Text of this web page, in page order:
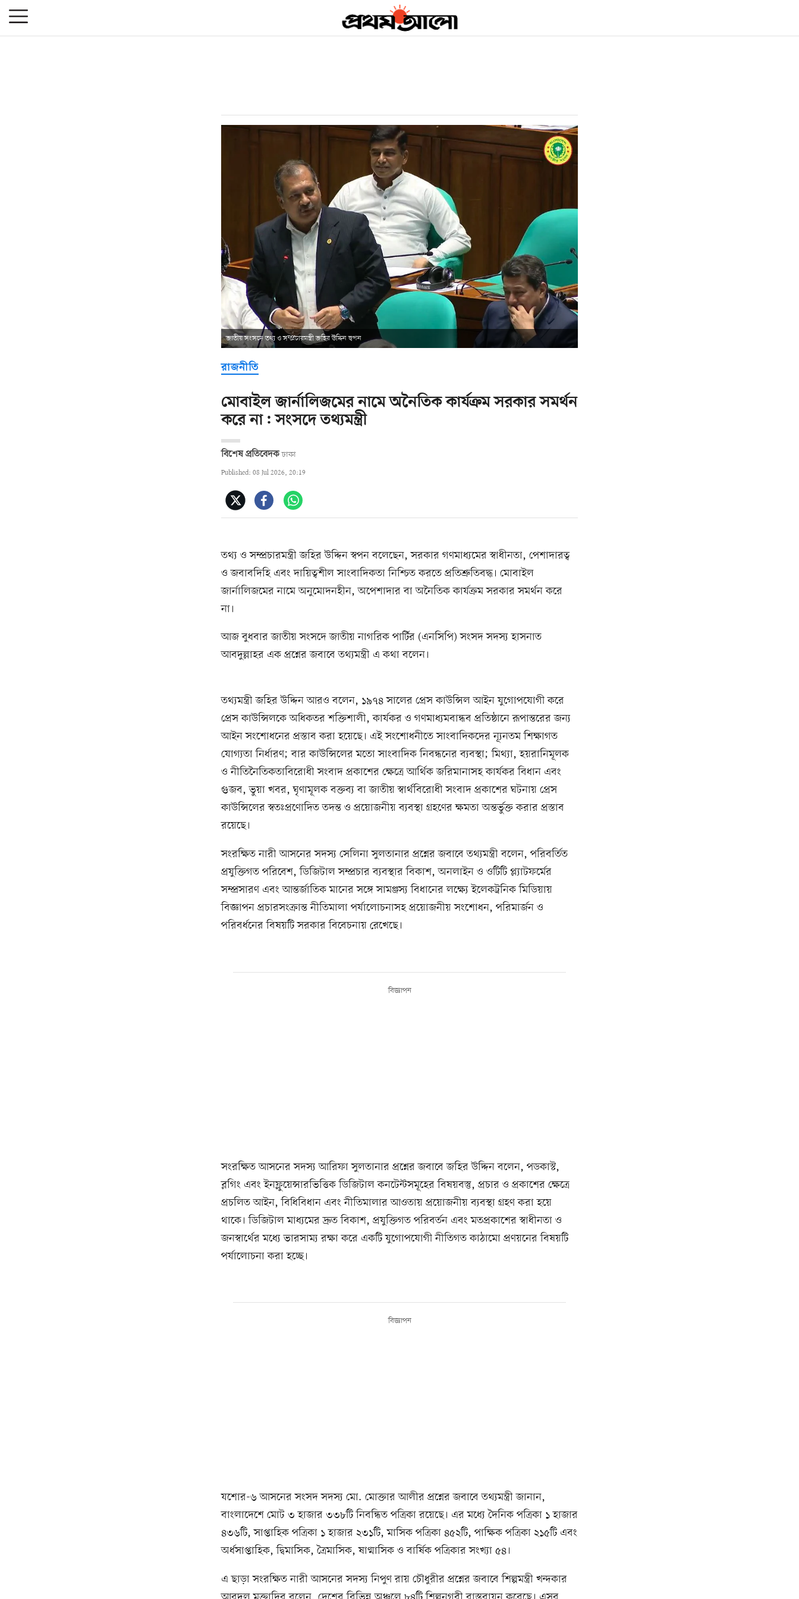
জাতীয় সংসদে তথ্য ও সম্প্রচারমন্ত্রী জহির উদ্দিন স্বপন
রাজনীতি
মোবাইল জার্নালিজমের নামে অনৈতিক কার্যক্রম সরকার সমর্থন
করে না: সংসদে তথ্যমন্ত্রী
বিশেষ প্রতিবেদক ঢাকা
Published: 08 Jul 2026, 20:19
তথ্য ও সম্প্রচারমন্ত্রী জহির উদ্দিন স্বপন বলেছেন, সরকার গণমাধ্যমের স্বাধীনতা, পেশাদারত্ব
ও জবাবদিহি এবং দায়িত্বশীল সাংবাদিকতা নিশ্চিত করতে প্রতিশ্রুতিবদ্ধ। মোবাইল
জার্নালিজমের নামে অনুমোদনহীন, অপেশাদার বা অনৈতিক কার্যক্রম সরকার সমর্থন করে
না।
আজ বুধবার জাতীয় সংসদে জাতীয় নাগরিক পার্টির (এনসিপি) সংসদ সদস্য হাসনাত
আবদুল্লাহর এক প্রশ্নের জবাবে তথ্যমন্ত্রী এ কথা বলেন।
তথ্যমন্ত্রী জহির উদ্দিন আরও বলেন, ১৯৭৪ সালের প্রেস কাউন্সিল আইন যুগোপযোগী করে
প্রেস কাউন্সিলকে অধিকতর শক্তিশালী, কার্যকর ও গণমাধ্যমবান্ধব প্রতিষ্ঠানে রূপান্তরের জন্য
আইন সংশোধনের প্রস্তাব করা হয়েছে। এই সংশোধনীতে সাংবাদিকদের ন্যূনতম শিক্ষাগত
যোগ্যতা নির্ধারণ; বার কাউন্সিলের মতো সাংবাদিক নিবন্ধনের ব্যবস্থা; মিথ্যা, হয়রানিমূলক
ও নীতিনৈতিকতাবিরোধী সংবাদ প্রকাশের ক্ষেত্রে আর্থিক জরিমানাসহ কার্যকর বিধান এবং
গুজব, ভুয়া খবর, ঘৃণামূলক বক্তব্য বা জাতীয় স্বার্থবিরোধী সংবাদ প্রকাশের ঘটনায় প্রেস
কাউন্সিলের স্বতঃপ্রণোদিত তদন্ত ও প্রয়োজনীয় ব্যবস্থা গ্রহণের ক্ষমতা অন্তর্ভুক্ত করার প্রস্তাব
রয়েছে।
সংরক্ষিত নারী আসনের সদস্য সেলিনা সুলতানার প্রশ্নের জবাবে তথ্যমন্ত্রী বলেন, পরিবর্তিত
প্রযুক্তিগত পরিবেশ, ডিজিটাল সম্প্রচার ব্যবস্থার বিকাশ, অনলাইন ও ওটিটি প্ল্যাটফর্মের
সম্প্রসারণ এবং আন্তর্জাতিক মানের সঙ্গে সামঞ্জস্য বিধানের লক্ষ্যে ইলেকট্রনিক মিডিয়ায়
বিজ্ঞাপন প্রচারসংক্রান্ত নীতিমালা পর্যালোচনাসহ প্রয়োজনীয় সংশোধন, পরিমার্জন ও
পরিবর্ধনের বিষয়টি সরকার বিবেচনায় রেখেছে।
বিজ্ঞাপন
সংরক্ষিত আসনের সদস্য আরিফা সুলতানার প্রশ্নের জবাবে জহির উদ্দিন বলেন, পডকাস্ট,
ব্লগিং এবং ইনফ্লুয়েন্সারভিত্তিক ডিজিটাল কনটেন্টসমূহের বিষয়বস্তু, প্রচার ও প্রকাশের ক্ষেত্রে
প্রচলিত আইন, বিধিবিধান এবং নীতিমালার আওতায় প্রয়োজনীয় ব্যবস্থা গ্রহণ করা হয়ে
থাকে। ডিজিটাল মাধ্যমের দ্রুত বিকাশ, প্রযুক্তিগত পরিবর্তন এবং মতপ্রকাশের স্বাধীনতা ও
জনস্বার্থের মধ্যে ভারসাম্য রক্ষা করে একটি যুগোপযোগী নীতিগত কাঠামো প্রণয়নের বিষয়টি
পর্যালোচনা করা হচ্ছে।
বিজ্ঞাপন
যশোর-৬ আসনের সংসদ সদস্য মো. মোক্তার আলীর প্রশ্নের জবাবে তথ্যমন্ত্রী জানান,
বাংলাদেশে মোট ৩ হাজার ৩৩৮টি নিবন্ধিত পত্রিকা রয়েছে। এর মধ্যে দৈনিক পত্রিকা ১ হাজার
৪৩৬টি, সাপ্তাহিক পত্রিকা ১ হাজার ২৩১টি, মাসিক পত্রিকা ৪৫২টি, পাক্ষিক পত্রিকা ২১৫টি এবং
অর্ধসাপ্তাহিক, দ্বিমাসিক, ত্রৈমাসিক, ষাণ্মাসিক ও বার্ষিক পত্রিকার সংখ্যা ৫৪।
এ ছাড়া সংরক্ষিত নারী আসনের সদস্য নিপুণ রায় চৌধুরীর প্রশ্নের জবাবে শিল্পমন্ত্রী খন্দকার